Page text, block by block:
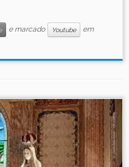
e marcado Youtube
em